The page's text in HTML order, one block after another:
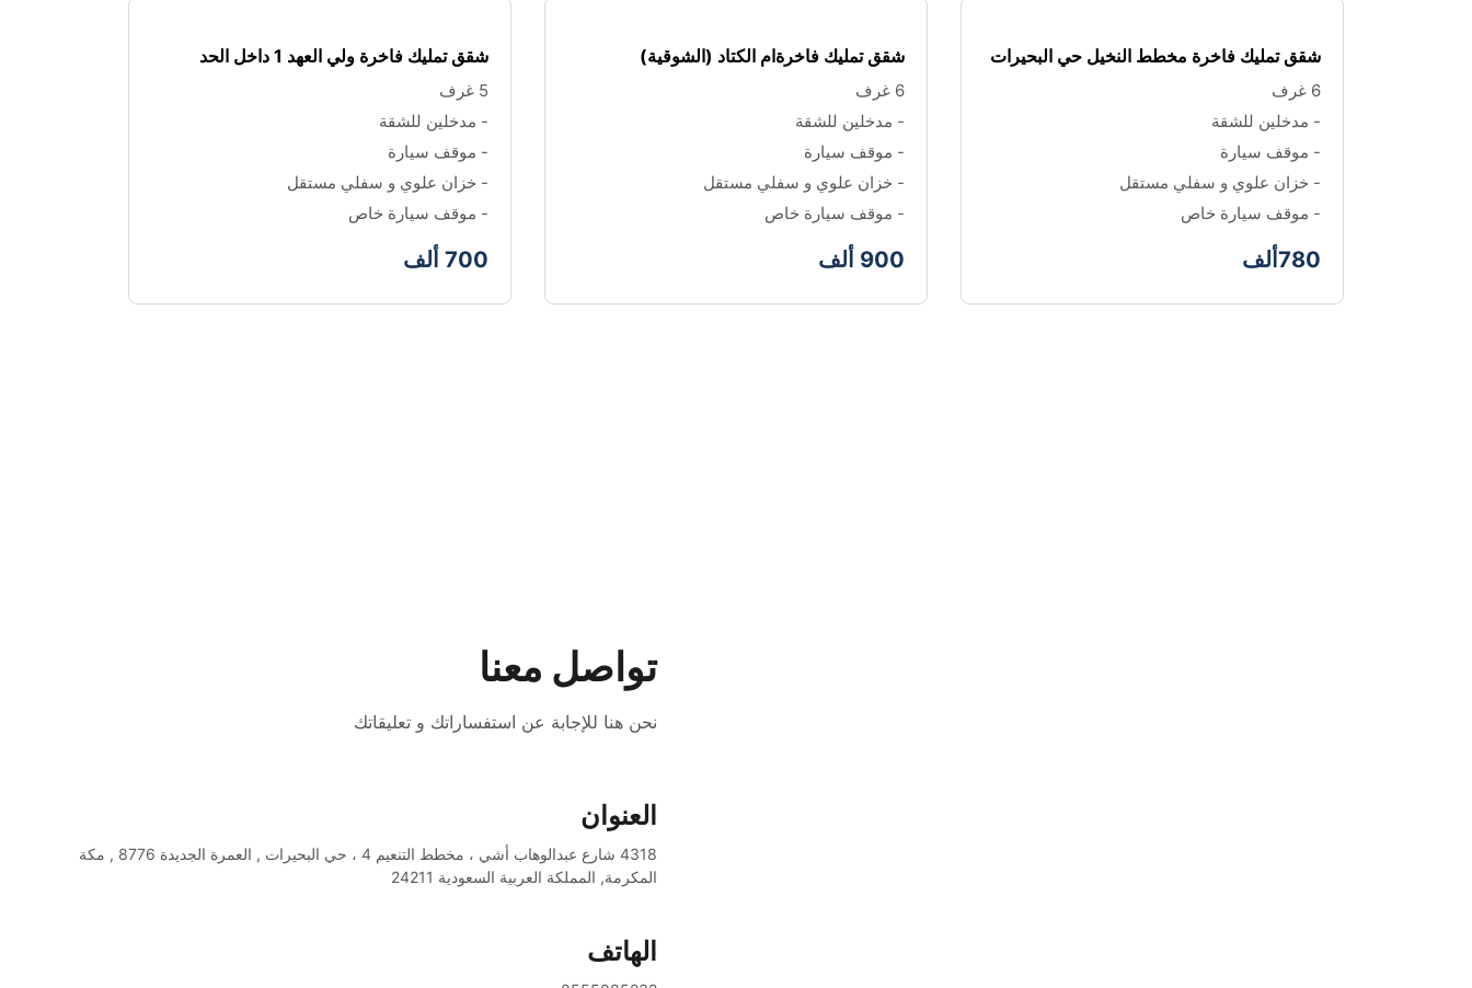
شقق تمليك فاخرة مخطط النخيل حي البحيرات
6 غرف
- مدخلين للشقة
- موقف سيارة
- خزان علوي و سفلي مستقل
- موقف سيارة خاص
780ألف
شقق تمليك فاخرةام الكتاد (الشوقية)
6 غرف
- مدخلين للشقة
- موقف سيارة
- خزان علوي و سفلي مستقل
- موقف سيارة خاص
900 ألف
شقق تمليك فاخرة ولي العهد 1 داخل الحد
5 غرف
- مدخلين للشقة
- موقف سيارة
- خزان علوي و سفلي مستقل
- موقف سيارة خاص
700 ألف
تواصل معنا
نحن هنا للإجابة عن استفساراتك و تعليقاتك
العنوان
المكرمة, المملكة العربية السعودية 24211
الهاتف